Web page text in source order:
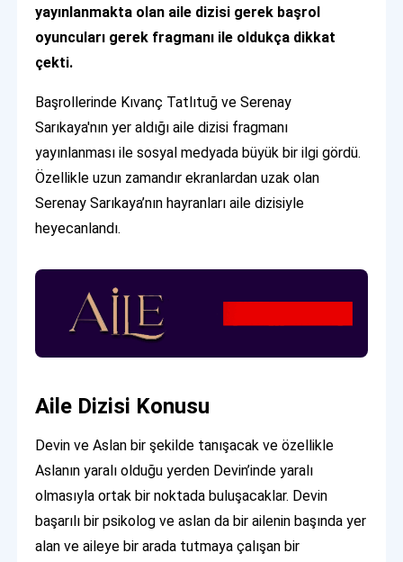
yayınlanmakta olan aile dizisi gerek başrol
oyuncuları gerek fragmanı ile oldukça dikkat
çekti.
Başrollerinde Kıvanç Tatlıtuğ ve Serenay
Sarıkaya'nın yer aldığı aile dizisi fragmanı
yayınlanması ile sosyal medyada büyük bir ilgi gördü.
Özellikle uzun zamandır ekranlardan uzak olan
Serenay Sarıkaya’nın hayranları aile dizisiyle
heyecanlandı.
Aile Dizisi Konusu
Devin ve Aslan bir şekilde tanışacak ve özellikle
Aslanın yaralı olduğu yerden Devin’inde yaralı
olmasıyla ortak bir noktada buluşacaklar. Devin
başarılı bir psikolog ve aslan da bir ailenin başında yer
alan ve aileye bir arada tutmaya çalışan bir